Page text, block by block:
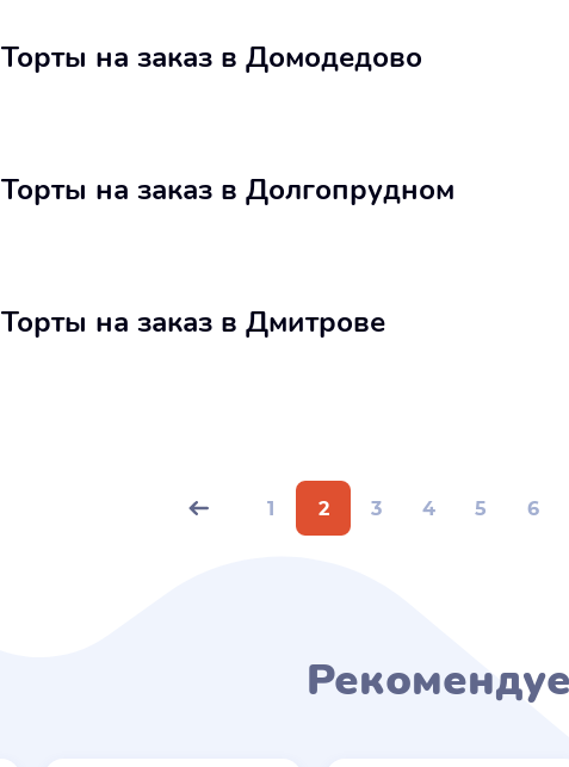
Торты на заказ в Домодедово
Торты на заказ в Долгопрудном
Торты на заказ в Дмитрове
1 2 3 4 5 6